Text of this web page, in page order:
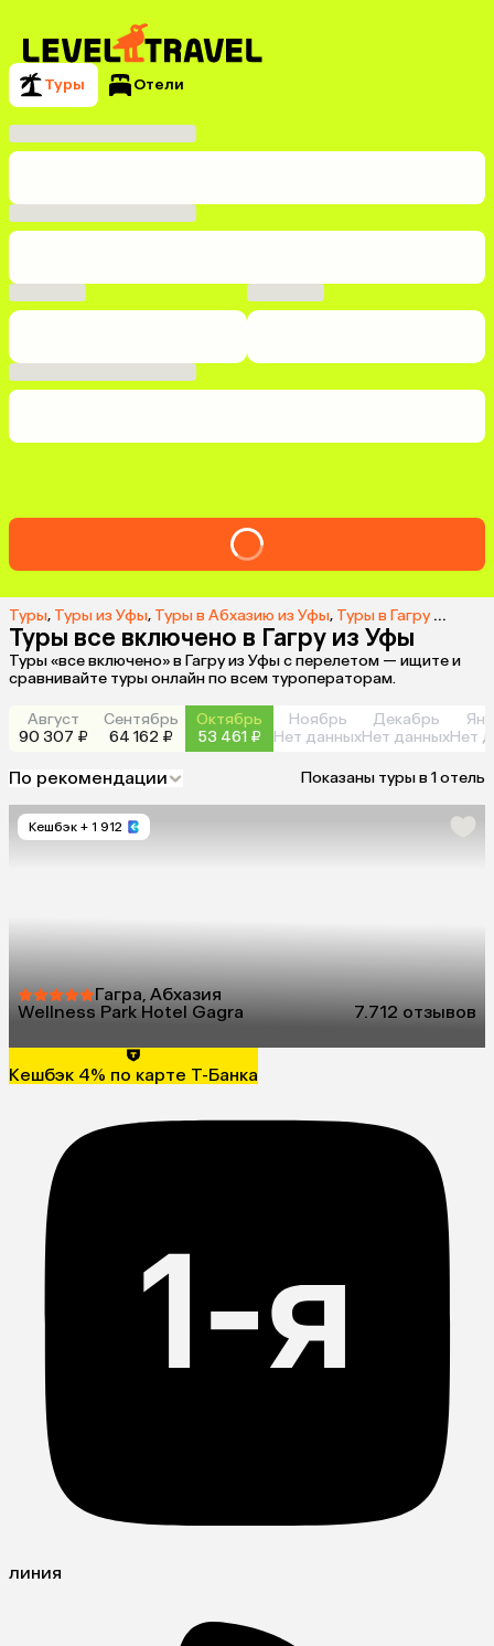
Туры Отели
Туры, Туры из Уфы, Туры в Абхазию из Уфы, Туры в Гагру из Уфы
Туры все включено в Гагру из Уфы
Туры «все включено» в Гагру из Уфы с перелетом — ищите и
сравнивайте туры онлайн по всем туроператорам.
Август
90 307 ₽
Сентябрь
64 162 ₽
Октябрь
53 461 ₽
Ноябрь
Нет данных
Декабрь
Нет данныхНет
По рекомендации Показаны туры в 1 отель
Кешбэк + 1 912
Гагра, Абхазия
Wellness Park Hotel Gagra
7.712 отзывов
Кешбэк 4% по карте Т-Банка
линия